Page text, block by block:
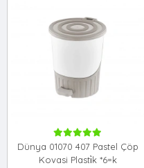
Dünya 01070 407 Pastel Çöp
Kovasi Plasti̇k *6=k